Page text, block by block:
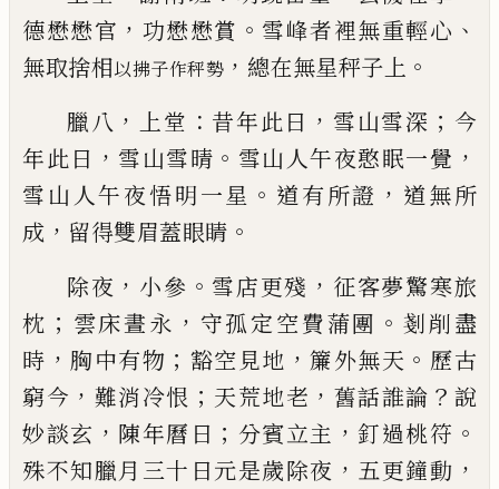
德懋懋官 ， 功懋懋賞 。 雪峰者裡無重輕心 、
無取捨相以拂子作秤勢 ， 總在無星秤子上 。
臘八 ， 上堂 ： 昔年此日 ， 雪山雪深 ； 今
年此日 ， 雪山雪晴 。 雪山人午夜憨眠一覺 ，
雪山人午夜悟明一星 。 道有所證 ， 道無所
成 ， 留得雙眉蓋眼睛 。
除夜 ， 小參 。 雪店更殘 ， 征客夢驚寒旅
枕 ； 雲床晝永 ， 守孤定空費蒲團 。 剗削盡
時 ， 胸中有物 ； 豁空見地 ，簾外無天 。 歷古
窮今 ， 難消冷恨 ； 天荒地老 ， 舊話誰論 ？ 說
妙談玄 ， 陳年曆日 ； 分賓立主 ， 釘過桃符 。
殊不知臘月三十日元是歲除夜 ， 五更鐘動 ，